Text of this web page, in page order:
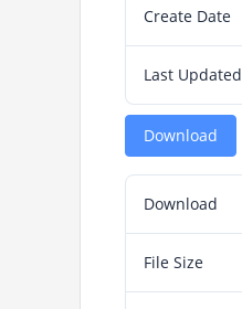
Create Date
Last Updated
Download
Download
File Size